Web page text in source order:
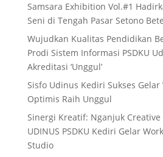
Samsara Exhibition Vol.#1
Seni di Tengah Pasar Setono
Wujudkan Kualitas Pendidikan
Prodi Sistem Informasi PSDKU
Akreditasi ‘Unggul’
Sisfo Udinus Kediri Sukses
Optimis Raih Unggul
Sinergi Kreatif: Nganjuk Creative
UDINUS PSDKU Kediri Gelar
Studio